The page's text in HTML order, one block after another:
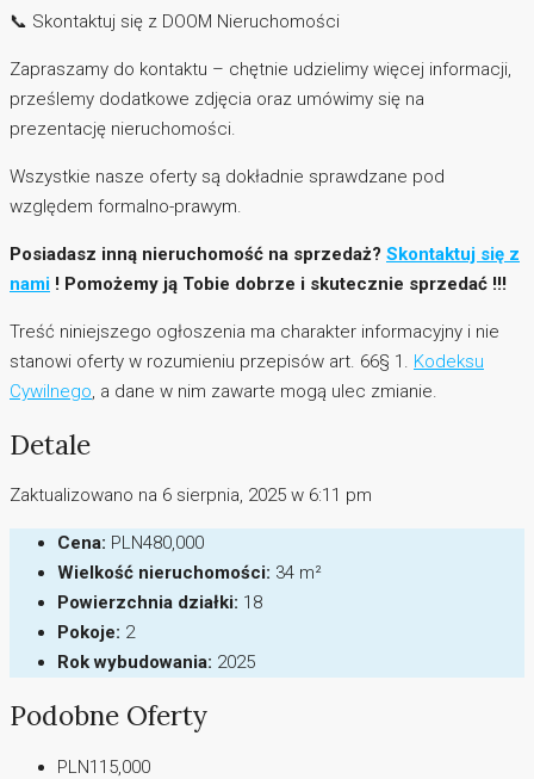
📞 Skontaktuj się z DOOM Nieruchomości
Zapraszamy do kontaktu – chętnie udzielimy więcej informacji,
prześlemy dodatkowe zdjęcia oraz umówimy się na
prezentację nieruchomości.
Wszystkie nasze oferty są dokładnie sprawdzane pod
względem formalno-prawym.
Posiadasz inną nieruchomość na sprzedaż? Skontaktuj się z
nami ! Pomożemy ją Tobie dobrze i skutecznie sprzedać !!!
Treść niniejszego ogłoszenia ma charakter informacyjny i nie
stanowi oferty w rozumieniu przepisów art. 66§ 1. Kodeksu
Cywilnego, a dane w nim zawarte mogą ulec zmianie.
Detale
Zaktualizowano na 6 sierpnia, 2025 w 6:11 pm
Cena: PLN480,000
Wielkość nieruchomości: 34 m²
Powierzchnia działki: 18
Pokoje: 2
Rok wybudowania: 2025
Podobne Oferty
PLN115,000